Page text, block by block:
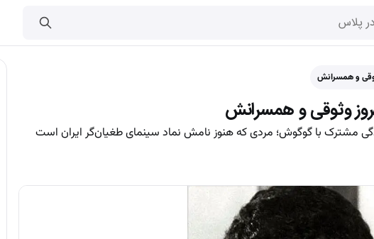
و همسرانش
وثوقی و همسرانش
مشترک با گوگوش؛ مردی که هنوز نامش نماد سینمای طغیان‌گر ایران است